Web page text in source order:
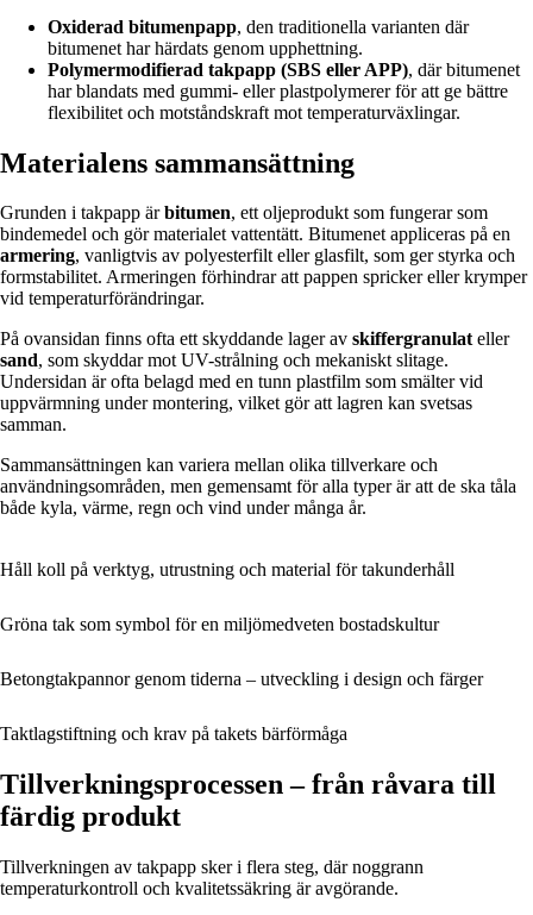
Oxiderad bitumenpapp, den traditionella varianten där
bitumenet har härdats genom upphettning.
Polymermodifierad takpapp (SBS eller APP), där bitumenet
har blandats med gummi- eller plastpolymerer för att ge bättre
flexibilitet och motståndskraft mot temperaturväxlingar.
Materialens sammansättning
Grunden i takpapp ärbitumen, ett oljeprodukt som fungerar som
bindemedel och gör materialet vattentätt. Bitumenet appliceras på en
armering, vanligtvis av polyesterfilt eller glasfilt, som ger styrka och
formstabilitet. Armeringen förhindrar att pappen spricker eller krymper
vid temperaturförändringar.
På ovansidan finns ofta ett skyddande lager av skiffergranulateller
sand, som skyddar mot UV-strålning och mekaniskt slitage.
Undersidan är ofta belagd med en tunn plastfilm som smälter vid
uppvärmning under montering, vilket gör att lagren kan svetsas
samman.
Sammansättningen kan variera mellan olika tillverkare och
användningsområden, men gemensamt för alla typer är att de ska tåla
både kyla, värme, regn och vind under många år.
Håll koll på verktyg, utrustning och material för takunderhåll
Gröna tak som symbol för en miljömedveten bostadskultur
Betongtakpannor genom tiderna – utveckling i design och färger
Taktlagstiftning och krav på takets bärförmåga
Tillverkningsprocessen – från råvara till
färdig produkt
Tillverkningen av takpapp sker i flera steg, där noggrann
temperaturkontroll och kvalitetssäkring är avgörande.